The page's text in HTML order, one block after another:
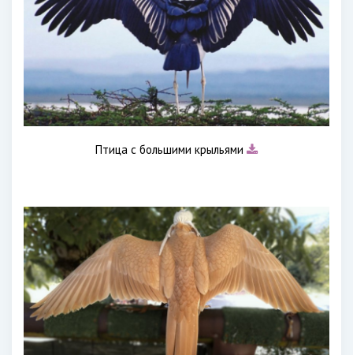
Птица с большими крыльями